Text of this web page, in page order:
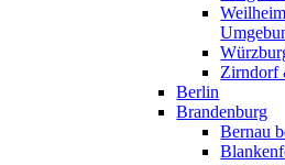
Zirndorf
Berlin
Brandenburg
Bernau